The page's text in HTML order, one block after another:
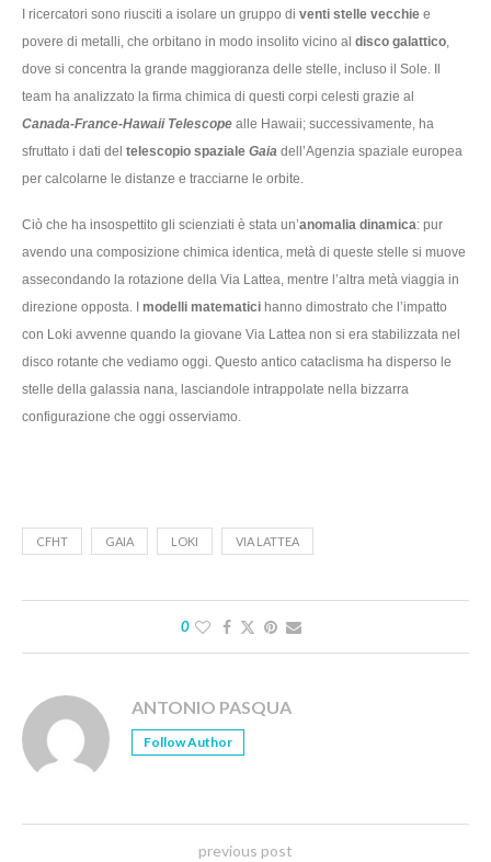
I ricercatori sono riusciti a isolare un gruppo di venti stelle vecchie e
povere di metalli, che orbitano in modo insolito vicino al disco galattico,
dove si concentra la grande maggioranza delle stelle, incluso il Sole. Il
team ha analizzato la firma chimica di questi corpi celesti grazie al
Canada-France-Hawaii Telescope alle Hawaii; successivamente, ha
sfruttato i dati del telescopio spaziale Gaia dell’Agenzia spaziale europea
per calcolarne le distanze e tracciarne le orbite.
Ciò che ha insospettito gli scienziati è stata un’anomalia dinamica: pur
avendo una composizione chimica identica, metà di queste stelle si muove
assecondando la rotazione della Via Lattea, mentre l’altra metà viaggia in
direzione opposta. I modelli matematici hanno dimostrato che l’impatto
con Loki avvenne quando la giovane Via Lattea non si era stabilizzata nel
disco rotante che vediamo oggi. Questo antico cataclisma ha disperso le
stelle della galassia nana, lasciandole intrappolate nella bizzarra
configurazione che oggi osserviamo.
CFHT GAIA LOKI VIA LATTEA
0
ANTONIO PASQUA
Follow Author
previous post